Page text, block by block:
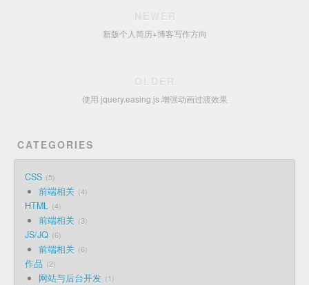
NEWER
新版个人简历+博客写作方向
OLDER
使用 jquery.easing.js 增强动画过渡效果
CATEGORIES
CSS 5
前端相关 4
HTML 4
前端相关 3
JS/JQ 6
前端相关 6
作品 2
网站与后台开发 1